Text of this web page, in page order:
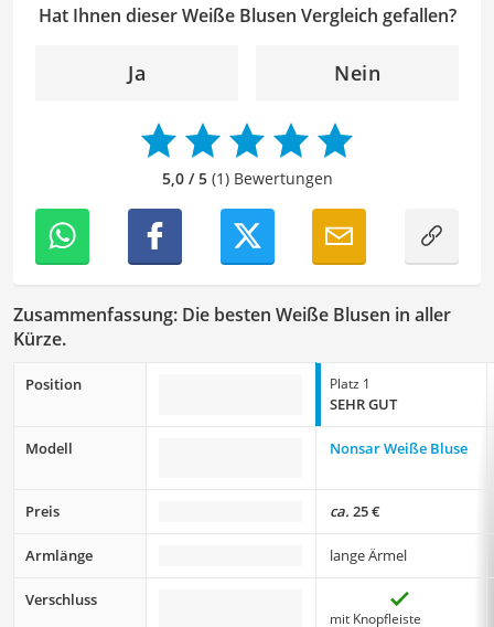
kann ich dazu beitragen, Texte inhaltlich präzise, gut
Mein Ziel ist es, unsere Inhalte auf ihre inhaltliche
Kohärenz, logische Schlüssigkeit und stilistische Qualität
zu überprüfen sowie gegebenenfalls zu verbessern. Mit
meinem Hintergrund im Bereich Sport und meiner Liebe
zur geschriebenen Sprache trage ich dazu bei, dass
fehlerfrei sind.
Hat Ihnen dieser Weiße Blusen Vergleich gefallen?
Ja Nein
5,0 / 5(1) Bewertungen
Zusammenfassung: Die besten Weiße Blusen in aller
Kürze.
Position Platz 1
SEHR GUT
Modell Nonsar Weiße Bluse
Preis ca. 25 €
Armlänge lange Ärmel
Verschluss
mit Knopfleiste